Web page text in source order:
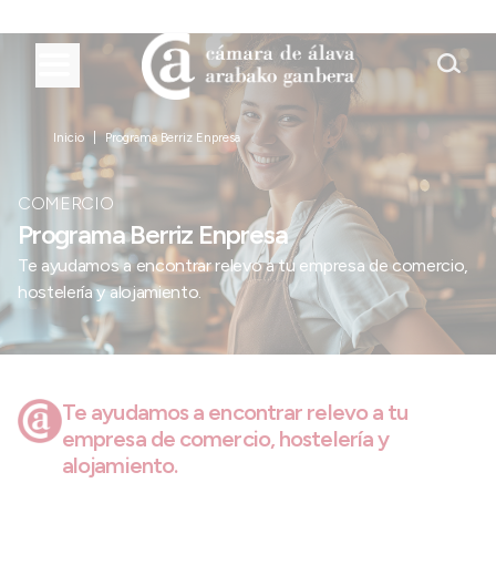
Inicio Programa Berriz Enpresa
COMERCIO
Programa Berriz Enpresa
Te ayudamos a encontrar relevo a tu empresa de comercio,
hostelería y alojamiento.
Te ayudamos a encontrar relevo a tu
empresa de comercio, hostelería y
alojamiento.